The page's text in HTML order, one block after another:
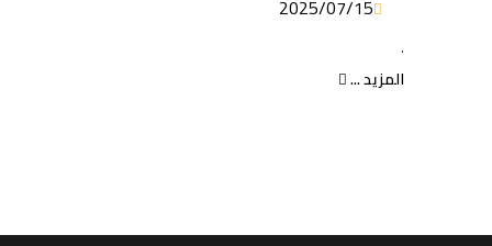
2025/07/15
المزيد ...